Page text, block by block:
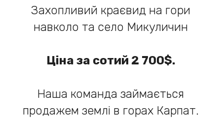
Захопливий краєвид на гори
навколо та село Микуличин
Ціна за сотий 2 700$.
Наша команда займається
продажем землі в горах Карпат.